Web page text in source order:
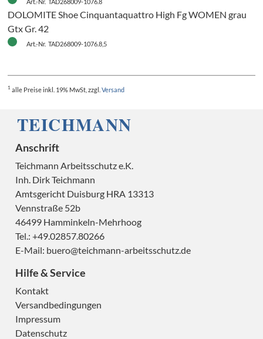
DOLOMITE Shoe Cinquantaquattro High Fg WOMEN grau
Gtx Gr. 42
Art.-Nr. TAD268009-1076.8,5
1 alle Preiseinkl. 19% MwSt, zzgl. Versand
Anschrift
Teichmann Arbeitsschutz e.K.
Inh. Dirk Teichmann
Amtsgericht Duisburg HRA 13313
Vennstraße 52b
46499 Hamminkeln-Mehrhoog
Tel.: +49.02857.80266
E-Mail: buero@teichmann-arbeitsschutz.de
Hilfe & Service
Kontakt
Versandbedingungen
Impressum
Datenschutz